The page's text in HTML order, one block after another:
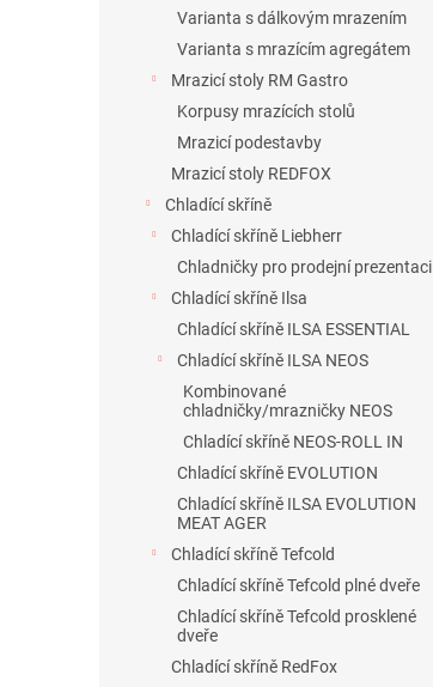
Varianta s dálkovým mrazením
Varianta s mrazícím agregátem
Mrazicí stoly RM Gastro
Korpusy mrazících stolů
Mrazicí podestavby
Mrazicí stoly REDFOX
Chladící skříně
Chladící skříně Liebherr
Chladničky pro prodejní prezentaci
Chladící skříně Ilsa
Chladící skříně ILSA ESSENTIAL
Chladící skříně ILSA NEOS
Kombinované
chladničky/mrazničky NEOS
Chladící skříně NEOS-ROLL IN
Chladící skříně EVOLUTION
Chladící skříně ILSA EVOLUTION
MEAT AGER
Chladící skříně Tefcold
Chladící skříně Tefcold plné dveře
Chladící skříně Tefcold prosklené
dveře
Chladící skříně RedFox